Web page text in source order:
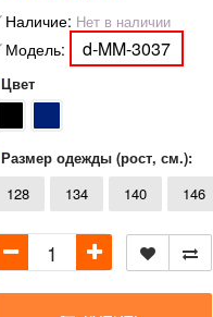
Наличие: Нет в наличии
Модель: d-MM-3037
Цвет
Размер одежды (рост, см.):
128
134 140 146